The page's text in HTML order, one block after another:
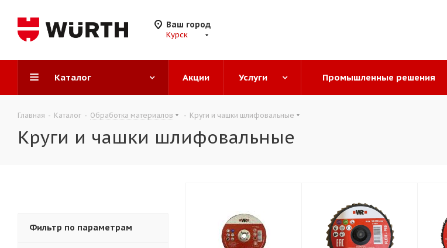
Ваш город
Курск
Каталог Акции Услуги Промышленные решения
Главная - Каталог - Обработка материалов - Круги и чашки шлифовальные
Круги и чашки шлифовальные
Фильтр по параметрам